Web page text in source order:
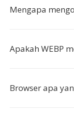
Mengapa
Apakah WEBP
Browser apa